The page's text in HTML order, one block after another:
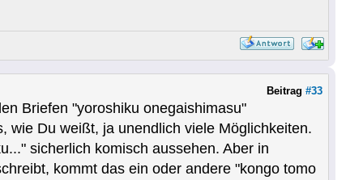
Beitrag #33
Briefen "yoroshiku onegaishimasu"
wie Du weißt, ja unendlich viele Möglichkeiten.
sicherlich komisch aussehen. Aber in
kommt das ein oder andere "kongo tomo